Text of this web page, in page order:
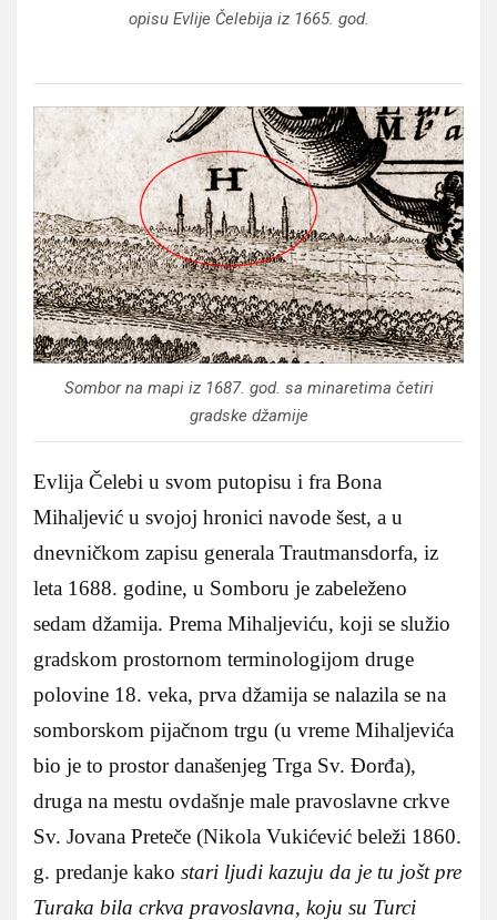
opisu Evlije Čelebija iz 1665. god.
Sombor na mapi iz 1687. god. sa minaretima četiri
gradske džamije
Evlija Čelebi u svom putopisu i fra Bona
Mihalјević u svojoj hronici navode šest, a u
dnevničkom zapisu generala Trautmansdorfa, iz
leta 1688. godine, u Somboru je zabeleženo
sedam džamija. Prema Mihalјeviću, koji se služio
gradskom prostornom terminologijom druge
polovine 18. veka, prva džamija se nalazila se na
somborskom pijačnom trgu (u vreme Mihaljevića
bio je to prostor današenjeg Trga Sv. Đorđa),
druga na mestu ovdašnje male pravoslavne crkve
Sv. Jovana Preteče (Nikola Vukićević beleži 1860.
g. predanje kako stari lјudi kazuju da je tu jošt pre
Turaka bila crkva pravoslavna, koju su Turci